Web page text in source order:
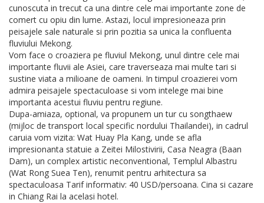
cunoscuta in trecut ca una dintre cele mai importante zone de
comert cu opiu din lume. Astazi, locul impresioneaza prin
peisajele sale naturale si prin pozitia sa unica la confluenta
fluviului Mekong.
Vom face o croaziera pe fluviul Mekong, unul dintre cele mai
importante fluvii ale Asiei, care traverseaza mai multe tari si
sustine viata a milioane de oameni. In timpul croazierei vom
admira peisajele spectaculoase si vom intelege mai bine
importanta acestui fluviu pentru regiune.
Dupa-amiaza, optional, va propunem un tur cu songthaew
(mijloc de transport local specific nordului Thailandei), in cadrul
caruia vom vizita: Wat Huay Pla Kang, unde se afla
impresionanta statuie a Zeitei Milostivirii, Casa Neagra (Baan
Dam), un complex artistic neconventional, Templul Albastru
(Wat Rong Suea Ten), renumit pentru arhitectura sa
spectaculoasa Tarif informativ: 40 USD/persoana. Cina si cazare
in Chiang Rai la acelasi hotel.